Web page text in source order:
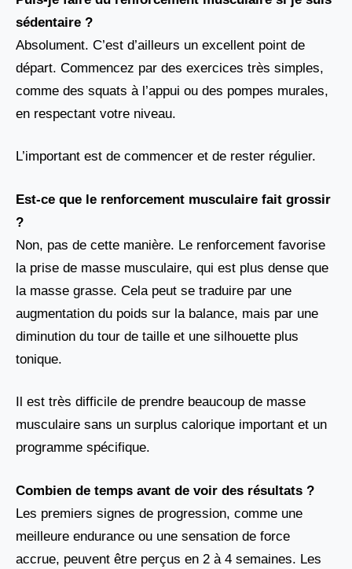
sédentaire ?
Absolument. C’est d’ailleurs un excellent point de
départ. Commencez par des exercices très simples,
comme des squats à l’appui ou des pompes murales,
en respectant votre niveau.
L’important est de commencer et de rester régulier.
Est-ce que le renforcement musculaire fait grossir
?
Non, pas de cette manière. Le renforcement favorise
la prise de masse musculaire, qui est plus dense que
la masse grasse. Cela peut se traduire par une
augmentation du poids sur la balance, mais par une
diminution du tour de taille et une silhouette plus
tonique.
Il est très difficile de prendre beaucoup de masse
musculaire sans un surplus calorique important et un
programme spécifique.
Combien de temps avant de voir des résultats ?
Les premiers signes de progression, comme une
meilleure endurance ou une sensation de force
accrue, peuvent être perçus en 2 à 4 semaines. Les